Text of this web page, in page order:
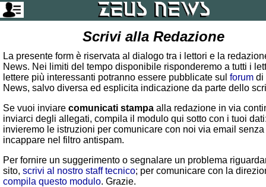
Scrivi alla Redazione
La presente form è riservata al dialogo tra i lettori e la
News. Nei limiti del tempo disponibile risponderemo a tutti i
lettere più interessanti potranno essere pubblicate sul forum di
News, salvo diversa ed esplicita indicazione da parte dello
Se vuoi inviare comunicati stampa alla redazione in via
inviarci degli allegati, compila il modulo qui sotto con i tuoi
invieremo le istruzioni per comunicare con noi via email senza
incappare nel filtro antispam.
Per fornire un suggerimento o segnalare un problema
sito, scrivi al nostro staff tecnico; per comunicare con la
compila questo modulo. Grazie.